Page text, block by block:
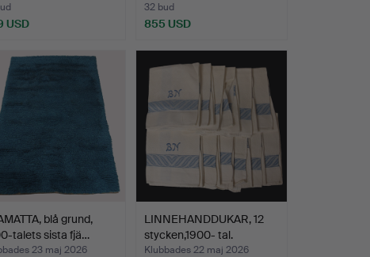
USD
32 bud
855 USD
blå grund,
talets sista fjä…
23 maj 2026
LINNEHANDDUKAR, 12
stycken,1900- tal.
Klubbades 22 maj 2026